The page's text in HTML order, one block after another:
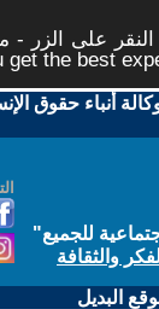
على الزر
the best
أنباء حقوق
للجميع"
والثقافة
البديل